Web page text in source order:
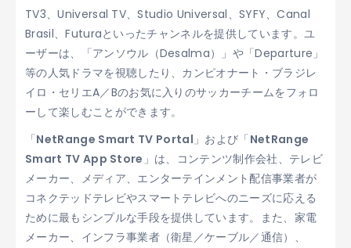
TV3、Universal TV、Studio Universal、SYFY、Canal
Brasil、Futuraといったチャンネルを提供しています。ユ
ーザーは、「アンソウル（Desalma）」や「Departure」
等の人気ドラマを視聴したり、カンピオナート・ブラジレ
イロ・セリエA／Bのお気に入りのサッカーチームをフォロ
ーして楽しむことができます。
「NetRange Smart TV Portal」および「NetRange
Smart TV App Store 」は、コンテンツ制作会社、テレビ
メーカー、メディア、エンターテインメント配信事業者が
コネクテッドテレビやスマートテレビへのニーズに応える
ために最もシンプルな手段を提供しています。また、家電
メーカー、インフラ事業者（衛星／ケーブル／通信）、